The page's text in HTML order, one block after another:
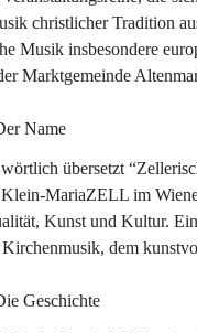
christlicher Tradition
Musik insbesondere
Marktgemeinde
Name
übersetzt
MariaZELL im
Kunst und Kultur.
dem
Geschichte